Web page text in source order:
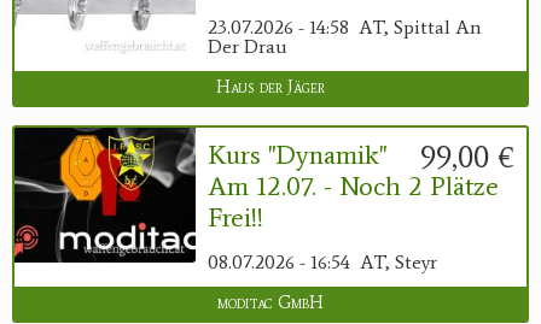
23.07.2026 - 14:58 AT, Spittal An
Der Drau
Haus der Jäger
99,00 €
Kurs "Dynamik"
Am 12.07. - Noch 2 Plätze
Frei!!
08.07.2026 - 16:54 AT, Steyr
moditac GmbH